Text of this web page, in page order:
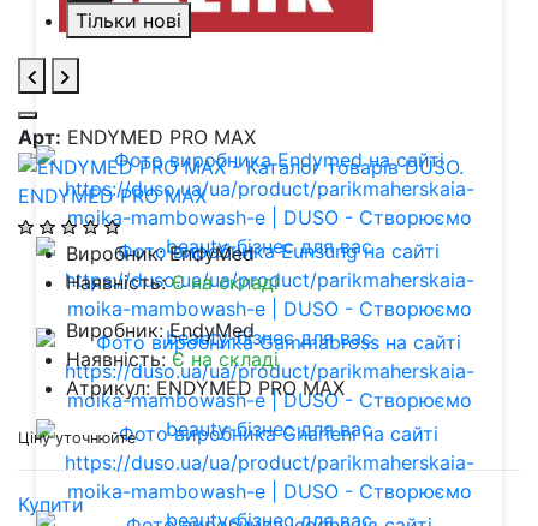
Тільки нові
Арт: ENDYMED PRO MAX
ENDYMED PRO MAX
Виробник: EndyMed
Наявність:Є на складі
Виробник: EndyMed
Наявність: Є на складі
Атрикул: ENDYMED PRO MAX
Ціну уточнюйте
Купити